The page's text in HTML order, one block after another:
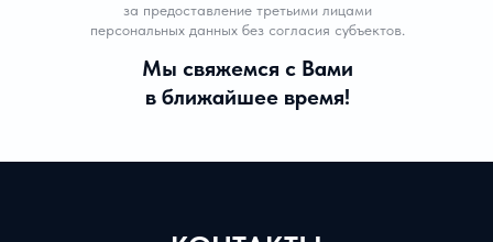
Мы свяжемся с Вами
в ближайшее время!
за предоставление третьими лицами
персональных данных без согласия субъектов.